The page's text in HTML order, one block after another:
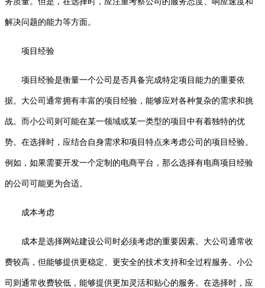
解决问题的能力等方面。
项目经验
项目经验是衡量一个公司是否具备完成特定项目能力的重要依
据。大公司通常拥有丰富的项目经验，能够应对各种复杂的需求和挑
战。而小公司则可能在某一领域或某一类型的项目中有着独特的优
势。在选择时，应结合自身需求和项目特点来考虑公司的项目经验。
例如，如果需要开发一个定制的电商平台，那么选择有电商项目经验
的公司可能更为合适。
成本考虑
成本是选择网站建设公司时必须考虑的重要因素。大公司通常收
费较高，但能够提供更稳定、更安全的技术支持和全过程服务。小公
司则通常收费较低，能够提供更加灵活和贴心的服务。在选择时，应